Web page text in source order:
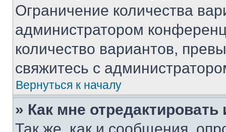
Ограничение количества
администратором
количество вариантов,
свяжитесь с
Вернуться к началу
» Как мне